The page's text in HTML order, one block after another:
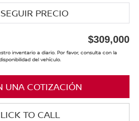
$309,000
inventario a diario. Por favor, consulta con la
del vehículo.
UNA COTIZACIÓN
TO CALL